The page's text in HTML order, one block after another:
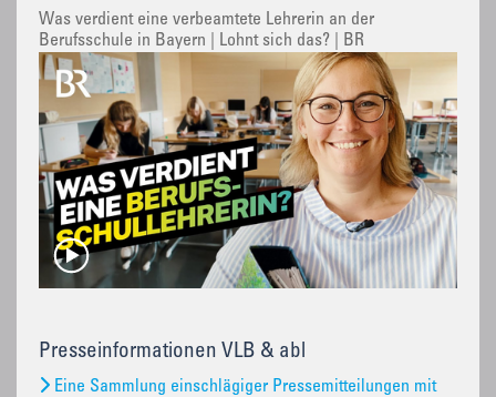
Was verdient eine verbeamtete Lehrerin an der
Berufsschule in Bayern | Lohnt sich das? | BR
Presseinformationen VLB & abl
Eine Sammlung einschlägiger Pressemitteilungen mit